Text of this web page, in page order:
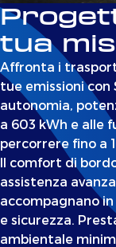
tua
Affronta i
tue emissioni con
autonomia,
a 603 kWh e alle
percorrere fino a
Il comfort di
assistenza
accompagnano
e sicurezza.
ambientale